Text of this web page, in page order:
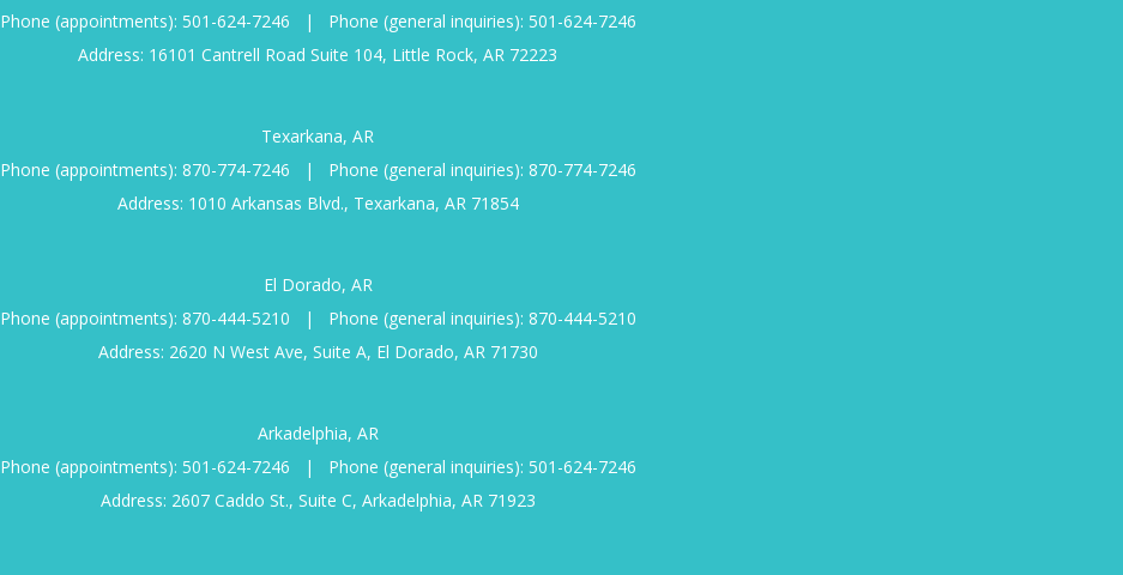
Phone (appointments): 501-624-7246 | Phone (general inquiries): 501-624-7246
Address: 16101 Cantrell Road Suite 104, Little Rock, AR 72223
Texarkana, AR
Phone (appointments): 870-774-7246 | Phone (general inquiries): 870-774-7246
Address: 1010 Arkansas Blvd., Texarkana, AR 71854
El Dorado, AR
Phone (appointments): 870-444-5210 | Phone (general inquiries): 870-444-5210
Address: 2620 N West Ave, Suite A, El Dorado, AR 71730
Arkadelphia, AR
Phone (appointments): 501-624-7246 | Phone (general inquiries): 501-624-7246
Address: 2607 Caddo St., Suite C, Arkadelphia, AR 71923